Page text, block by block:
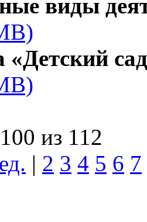
виды
из 112
| 2 3 4 5 6 7